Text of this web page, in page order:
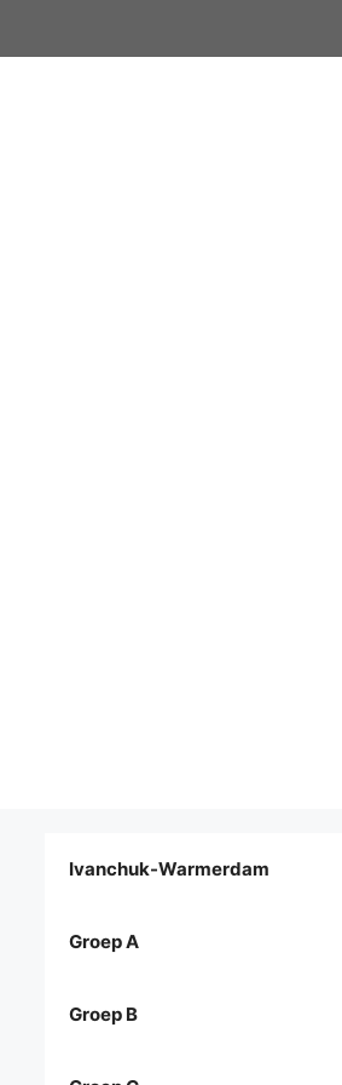
Ivanchuk-Warmerdam
Groep A
Groep B